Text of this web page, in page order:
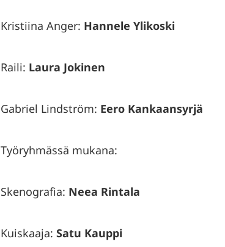
Kristiina Anger: Hannele Ylikoski
Raili: Laura Jokinen
Gabriel Lindström: Eero Kankaansyrjä
Työryhmässä mukana:
Skenografia: Neea Rintala
Kuiskaaja: Satu Kauppi